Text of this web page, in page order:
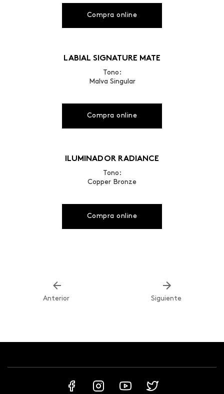
Compra online
LABIAL SIGNATURE MATE
Tono:
Malva Singular
Compra online
ILUMINADOR RADIANCE
Tono:
Copper Bronze
Compra online
Anterior Siguiente